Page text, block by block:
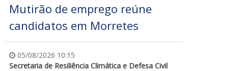
Mutirão de emprego reúne
candidatos em Morretes
05/08/2026 10:15
Secretaria de Resiliência Climática e Defesa Civil